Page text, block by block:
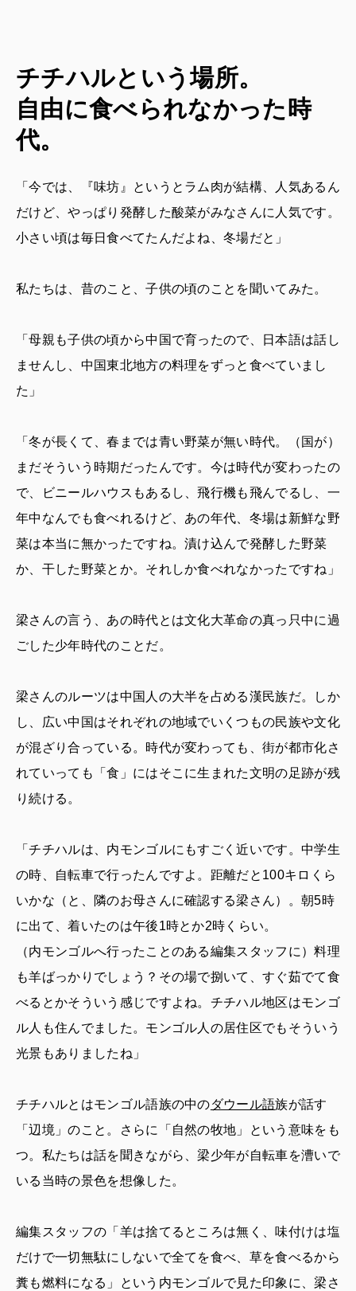
チチハルという場所。
自由に食べられなかった時
代。
「今では、『味坊』というとラム肉が結構、人気あるん
だけど、やっぱり発酵した酸菜がみなさんに人気です。
小さい頃は毎日食べてたんだよね、冬場だと」
私たちは、昔のこと、子供の頃のことを聞いてみた。
「母親も子供の頃から中国で育ったので、日本語は話し
ませんし、中国東北地方の料理をずっと食べていまし
た」
「冬が長くて、春までは青い野菜が無い時代。（国が）
まだそういう時期だったんです。今は時代が変わったの
で、ビニールハウスもあるし、飛行機も飛んでるし、一
年中なんでも食べれるけど、あの年代、冬場は新鮮な野
菜は本当に無かったですね。漬け込んで発酵した野菜
か、干した野菜とか。それしか食べれなかったですね」
梁さんの言う、あの時代とは文化大革命の真っ只中に過
ごした少年時代のことだ。
梁さんのルーツは中国人の大半を占める漢民族だ。しか
し、広い中国はそれぞれの地域でいくつもの民族や文化
が混ざり合っている。時代が変わっても、街が都市化さ
れていっても「食」にはそこに生まれた文明の足跡が残
り続ける。
「チチハルは、内モンゴルにもすごく近いです。中学生
の時、自転車で行ったんですよ。距離だと100キロくら
いかな（と、隣のお母さんに確認する梁さん）。朝5時
に出て、着いたのは午後1時とか2時くらい。
（内モンゴルへ行ったことのある編集スタッフに）料理
も羊ばっかりでしょう？その場で捌いて、すぐ茹でて食
べるとかそういう感じですよね。チチハル地区はモンゴ
ル人も住んでました。モンゴル人の居住区でもそういう
光景もありましたね」
チチハルとはモンゴル語族の中のダウール語族が話す
「辺境」のこと。さらに「自然の牧地」という意味をも
つ。私たちは話を聞きながら、梁少年が自転車を漕いで
いる当時の景色を想像した。
編集スタッフの「羊は捨てるところは無く、味付けは塩
だけで一切無駄にしないで全てを食べ、草を食べるから
糞も燃料になる」という内モンゴルで見た印象に、梁さ